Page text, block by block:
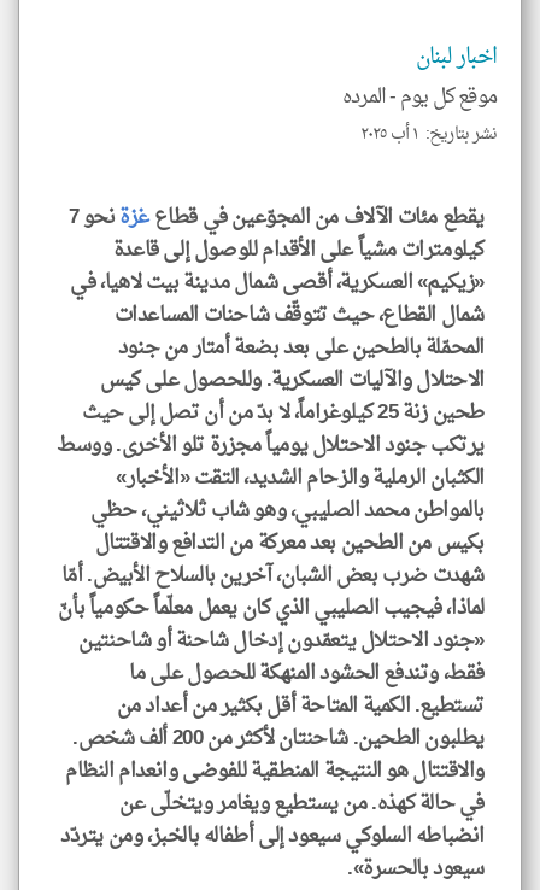
اخبار لبنان
موقع كل يوم -المرده
نشر بتاريخ: ١ أب ٢٠٢٥
يقطع مئات الآلاف من المجوّعين في قطاعغزة
نحو 7
كيلومترات مشياً على الأقدام للوصول إلى قاعدة
«زيكيم» العسكرية، أقصى شمال مدينة بيت لاهيا، في
شمال القطاع، حيث تتوقّف شاحنات المساعدات
المحمّلة بالطحين على بعد بضعة أمتار من جنود
الاحتلال والآليات العسكرية. وللحصول على كيس
طحين زنة 25 كيلوغراماً، لا بدّ من أن تصل إلى حيث
يرتكب جنود الاحتلال يومياً مجزرة تلو الأخرى. ووسط
الكثبان الرملية والزحام الشديد، التقت «الأخبار»
بالمواطن محمد الصليبي، وهو شاب ثلاثيني، حظي
بكيس من الطحين بعد معركة من التدافع والاقتتال
شهدت ضرب بعض الشبان، آخرين بالسلاح الأبيض. أمّا
لماذا، فيجيب الصليبي الذي كان يعمل معلّماً حكومياً بأنّ
«جنود الاحتلال يتعمّدون إدخال شاحنة أو شاحنتين
فقط، وتندفع الحشود المنهكة للحصول على ما
تستطيع. الكمية المتاحة أقل بكثير من أعداد من
يطلبون الطحين. شاحنتان لأكثر من 200 ألف شخص.
والاقتتال هو النتيجة المنطقية للفوضى وانعدام النظام
في حالة كهذه. من يستطيع ويغامر ويتخلّى عن
انضباطه السلوكي سيعود إلى أطفاله بالخبز، ومن يتردّد
سيعود بالحسرة».